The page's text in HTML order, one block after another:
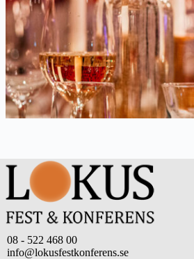
08 - 522 468 00
info@lokusfestkonferens.se